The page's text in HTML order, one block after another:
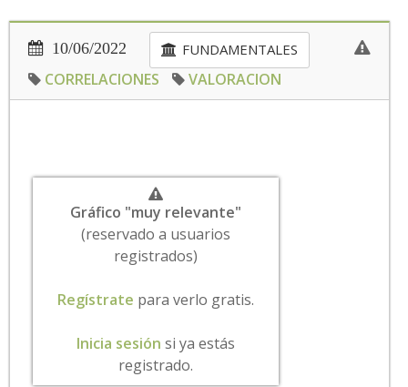
10/06/2022 FUNDAMENTALES
CORRELACIONES VALORACION
Gráfico "muy relevante"
(reservado a usuarios
registrados)
Regístrate para verlo gratis.
Inicia sesión si ya estás
registrado.